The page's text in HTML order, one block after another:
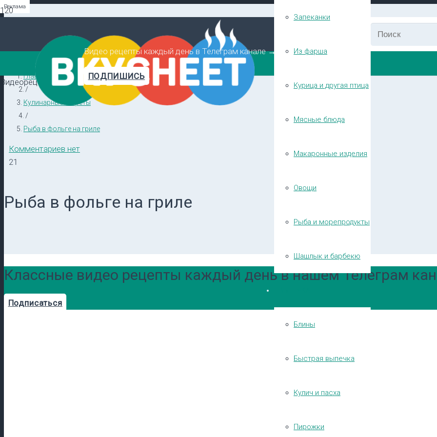
Запеканки
Из фарша
Курица и другая птица
Мясные блюда
Макаронные изделия
Овощи
Рыба и морепродукты
Шашлык и барбекю
Блины
Быстрая выпечка
Кулич и пасха
Пирожки
Видео рецепты каждый день в Телеграм канале →
ПОДПИШИСЬ
Видеорецепты в ТГ →
Главная
/
Кулинарные секреты
/
Рыба в фольге на гриле
Комментариев нет
21
Рыба в фольге на гриле
Классные видео рецепты каждый день в нашем Телеграм
Подписаться
Реклама
Реклама
Реклама